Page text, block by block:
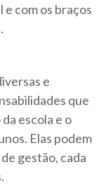
e
que
escola e o
Elas podem
gestão, cada